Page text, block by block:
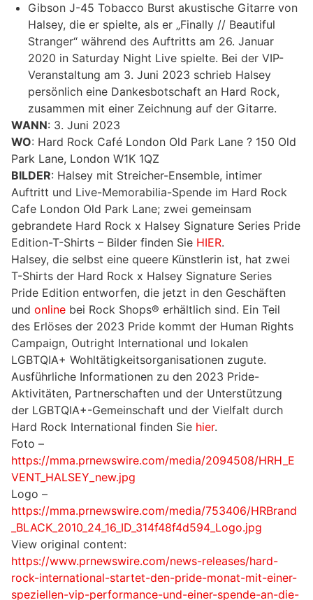
Gibson J-45 Tobacco Burst akustische Gitarre von
Halsey, die er spielte, als er „Finally // Beautiful
Stranger“ während des Auftritts am 26. Januar
2020 in Saturday Night Live spielte. Bei der VIP-
Veranstaltung am 3. Juni 2023 schrieb Halsey
persönlich eine Dankesbotschaft an Hard Rock,
zusammen mit einer Zeichnung auf der Gitarre.
WANN: 3. Juni 2023
WO: Hard Rock Café London Old Park Lane ? 150 Old
Park Lane, London W1K 1QZ
BILDER: Halsey mit Streicher-Ensemble, intimer
Auftritt und Live-Memorabilia-Spende im Hard Rock
Cafe London Old Park Lane; zwei gemeinsam
gebrandete Hard Rock x Halsey Signature Series Pride
Edition-T-Shirts – Bilder finden Sie HIER.
Halsey, die selbst eine queere Künstlerin ist, hat zwei
T-Shirts der Hard Rock x Halsey Signature Series
Pride Edition entworfen, die jetzt in den Geschäften
und online bei Rock Shops® erhältlich sind. Ein Teil
des Erlöses der 2023 Pride kommt der Human Rights
Campaign, Outright International und lokalen
LGBTQIA+ Wohltätigkeitsorganisationen zugute.
Ausführliche Informationen zu den 2023 Pride-
Aktivitäten, Partnerschaften und der Unterstützung
der LGBTQIA+-Gemeinschaft und der Vielfalt durch
Hard Rock International finden Sie hier.
Foto –
https://mma.prnewswire.com/media/2094508/HRH_E
VENT_HALSEY_new.jpg
Logo –
https://mma.prnewswire.com/media/753406/HRBrand
_BLACK_2010_24_16_ID_314f48f4d594_Logo.jpg
View original content:
https://www.prnewswire.com/news-releases/hard-
rock-international-startet-den-pride-monat-mit-einer-
speziellen-vip-performance-und-einer-spende-an-die-